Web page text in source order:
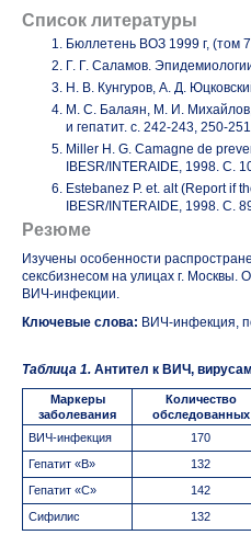
Список литературы
Бюллетень ВОЗ 1999 г, (том
Г. Г. Саламов.
Н. В. Кунгуров, А. Д.
М. С. Балаян, М. И. Михайлов,
и гепатит. с. 242-243, 250-
Miller H. G. Camagne de
IBESR/INTERAIDE, 1998. С.
Estebanez P. et. alt (Report if
IBESR/INTERAIDE, 1998. С.
Резюме
Изучены особенности
сексбизнесом на улицах г. Москвы.
ВИЧ-инфекции.
Ключевые слова: ВИЧ-инфекция,
Таблица 1. Антител к ВИЧ,
Маркеры
заболевания
Количество
обследованных
ВИЧ-инфекция
170
Гепатит «В»
132
Гепатит «С»
142
Сифилис
132